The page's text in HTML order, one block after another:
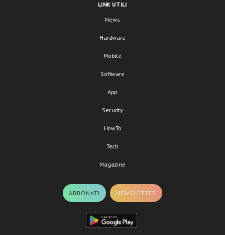
LINK UTILI
News
Hardware
Mobile
Software
App
Security
HowTo
Tech
Magazine
ABBONATI NEWSLETTER